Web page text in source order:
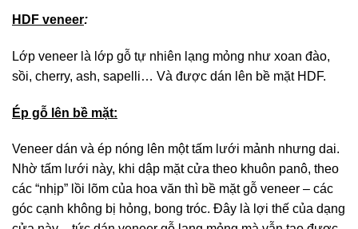
HDF veneer:
Lớp veneer là lớp gỗ tự nhiên lạng mỏng như xoan đào,
sồi, cherry, ash, sapelli… Và được dán lên bề mặt HDF.
Ép gỗ lên bề mặt:
Veneer dán và ép nóng lên một tấm lưới mảnh nhưng dai.
Nhờ tấm lưới này, khi dập mặt cửa theo khuôn panô, theo
các “nhịp” lồi lõm của hoa văn thì bề mặt gỗ veneer – các
góc cạnh không bị hỏng, bong tróc. Đây là lợi thế của dạng